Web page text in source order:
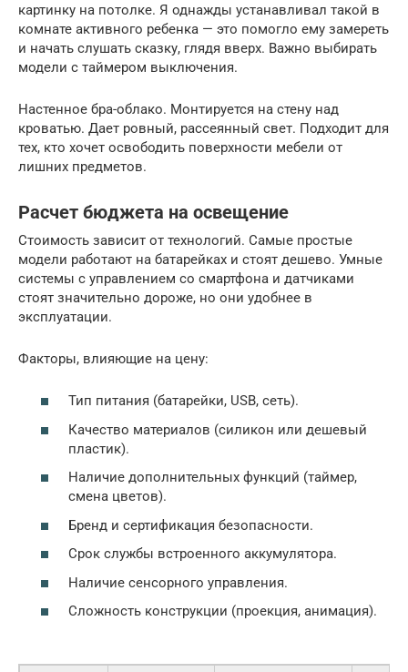
картинку на потолке. Я однажды устанавливал такой в
комнате активного ребенка — это помогло ему замереть
и начать слушать сказку, глядя вверх. Важно выбирать
модели с таймером выключения.
Настенное бра-облако. Монтируется на стену над
кроватью. Дает ровный, рассеянный свет. Подходит для
тех, кто хочет освободить поверхности мебели от
лишних предметов.
Расчет бюджета на освещение
Стоимость зависит от технологий. Самые простые
модели работают на батарейках и стоят дешево. Умные
системы с управлением со смартфона и датчиками
стоят значительно дороже, но они удобнее в
эксплуатации.
Факторы, влияющие на цену:
Тип питания (батарейки, USB, сеть).
Качество материалов (силикон или дешевый
пластик).
Наличие дополнительных функций (таймер,
смена цветов).
Бренд и сертификация безопасности.
Срок службы встроенного аккумулятора.
Наличие сенсорного управления.
Сложность конструкции (проекция, анимация).